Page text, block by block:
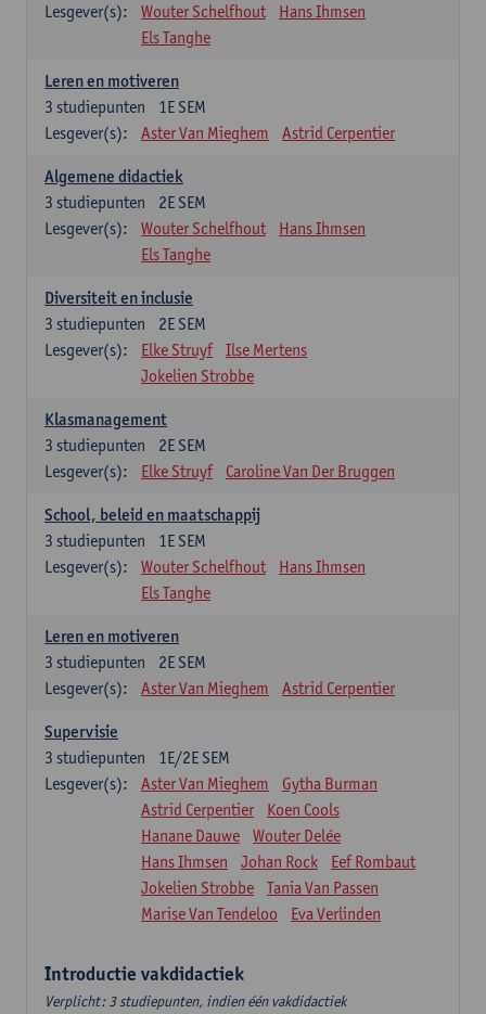
Lesgever(s):
Wouter Schelfhout
Hans Ihmsen
Els Tanghe
Leren en motiveren
1E SEM
3 studiepunten
Lesgever(s):
Aster Van Mieghem Astrid Cerpentier
Algemene didactiek
2E SEM
3 studiepunten
Lesgever(s):
Wouter Schelfhout
Hans Ihmsen
Els Tanghe
Diversiteit en inclusie
2E SEM
3 studiepunten
Lesgever(s):
Elke Struyf
Ilse Mertens
Jokelien Strobbe
Klasmanagement
2E SEM
3 studiepunten
Lesgever(s):
Elke Struyf Caroline Van Der Bruggen
School, beleid en maatschappij
1E SEM
3 studiepunten
Lesgever(s):
Wouter Schelfhout
Hans Ihmsen
Els Tanghe
Leren en motiveren
2E SEM
3 studiepunten
Lesgever(s):
Aster Van Mieghem Astrid Cerpentier
Supervisie
1E/2E SEM
3 studiepunten
Lesgever(s):
Aster Van Mieghem
Gytha Burman
Astrid Cerpentier
Koen Cools
Hanane Dauwe
Wouter Delée
Hans Ihmsen
Johan Rock
Eef Rombaut
Jokelien Strobbe
Tania Van Passen
Marise Van Tendeloo
Eva Verlinden
Introductie vakdidactiek
Verplicht: 3 studiepunten, indien één vakdidactiek